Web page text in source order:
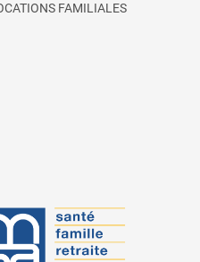
FAMILIALES